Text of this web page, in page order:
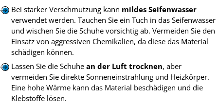
Bei starker Verschmutzung kann mildes Seifenwasser
verwendet werden. Tauchen Sie ein Tuch in das Seifenwasser
und wischen Sie die Schuhe vorsichtig ab. Vermeiden Sie den
Einsatz von aggressiven Chemikalien, da diese das Material
schädigen können.
Lassen Sie die Schuhe an der Luft trocknen, aber
vermeiden Sie direkte Sonneneinstrahlung und Heizkörper.
Eine hohe Wärme kann das Material beschädigen und die
Klebstoffe lösen.